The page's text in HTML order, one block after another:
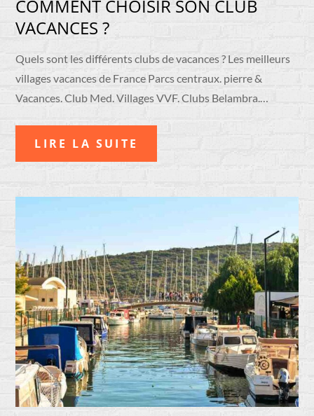
COMMENT CHOISIR SON CLUB
VACANCES ?
Quels sont les différents clubs de vacances ? Les meilleurs
villages vacances de France Parcs centraux. pierre &
Vacances. Club Med. Villages VVF. Clubs Belambra.…
LIRE LA SUITE